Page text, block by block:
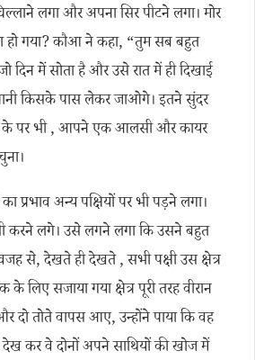
लगा और अपना सिर पीटने लगा। मोर
हो गया? कौआ ने कहा, “तुम सब बहुत
दिन में सोता है और उसे रात में ही दिखाई
किसके पास लेकर जाओगे। इतने सुंदर
के पर भी , आपने एक आलसी और कायर
प्रभाव अन्य पक्षियों पर भी पड़ने लगा।
लगे। उसे लगने लगा कि उसने बहुत
से, देखते ही देखते , सभी पक्षी उस क्षेत्र
लिए सजाया गया क्षेत्र पूरी तरह वीरान
दो तोते वापस आए, उन्होंने पाया कि वह
कर वे दोनों अपने साथियों की खोज में